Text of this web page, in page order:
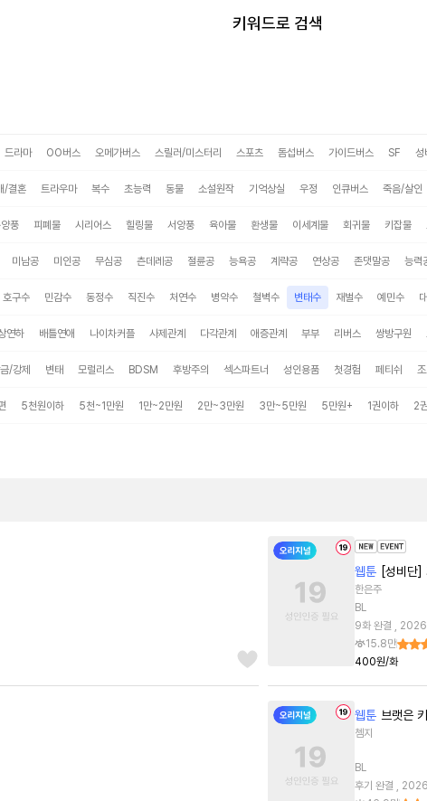
키워드로 검색
드라마 OO버스 오메가버스 스릴러/미스터리 스포츠 돔섭버스 가이드버스 SF 성
/결혼 트라우마 복수 초능력 동물 소설원작 기억상실 우정 인큐버스 죽음/살인
풍 피폐물 시리어스 힐링물 서양풍 육아물 환생물 이세계물 회귀물 키잡물
미남공 미인공 무심공 츤데레공 절륜공 능욕공 계략공 연상공 존댓말공 능력
호구수 민감수 동정수 직진수 처연수 병약수 철벽수 변태수 재벌수 예민수
연하 배틀연애 나이차커플 사제관계 다각관계 애증관계 부부 리버스 쌍방구원
/강제 변태 모럴리스 BDSM 후방주의 섹스파트너 성인용품 첫경험 페티쉬
5천원이하 5천~1만원 1만~2만원 2만~3만원 3만~5만원 5만원+ 1권이하 2
웹툰 [성비단]
한은주
BL
9화 완결 ,
15.8만
400원/화
웹툰 브랫은
쳄지
BL
후기 완결 ,